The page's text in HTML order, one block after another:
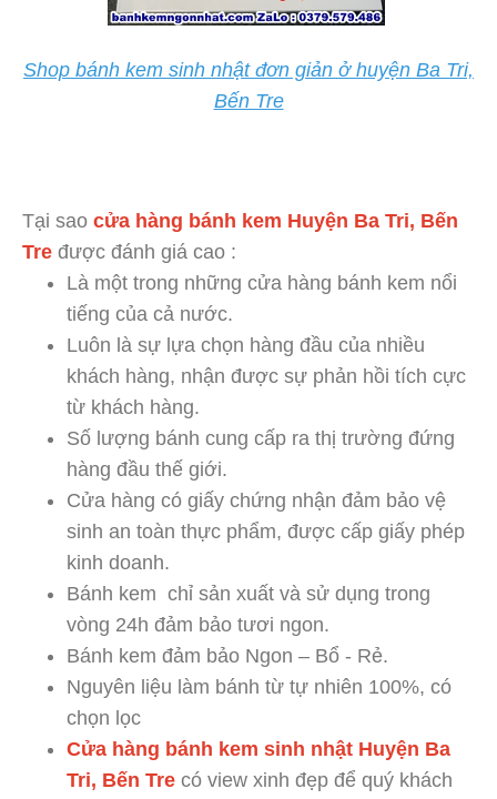
Shop bánh kem sinh nhật đơn giản ở huyện Ba Tri,
Bến Tre
Tại sao cửa hàng bánh kem Huyện Ba Tri, Bến
Tre được đánh giá cao :
Là một trong những cửa hàng bánh kem nổi
tiếng của cả nước.
Luôn là sự lựa chọn hàng đầu của nhiều
khách hàng, nhận được sự phản hồi tích cực
từ khách hàng.
Số lượng bánh cung cấp ra thị trường đứng
hàng đầu thế giới.
Cửa hàng có giấy chứng nhận đảm bảo vệ
sinh an toàn thực phẩm, được cấp giấy phép
kinh doanh.
Bánh kem chỉ sản xuất và sử dụng trong
vòng 24h đảm bảo tươi ngon.
Bánh kem đảm bảo Ngon – Bổ - Rẻ.
Nguyên liệu làm bánh từ tự nhiên 100%, có
chọn lọc
Cửa hàng bánh kem sinh nhật Huyện Ba
Tri, Bến Tre có view xinh đẹp để quý khách